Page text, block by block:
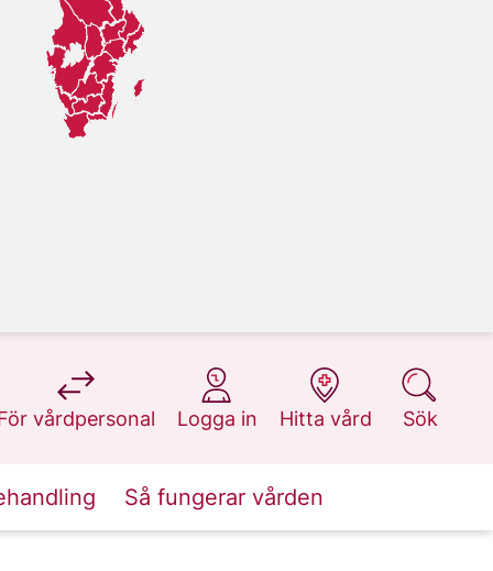
vårdpersonal
på 1177.se
Logga in
på 1177.se
Hitta vård
på 1177.se
Sök
på 1177.se
Så fungerar vården